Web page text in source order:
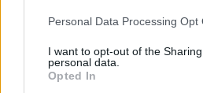
Please note that this website/app
not limited to your visit or usage
grant or deny consent to Google
use your data for below specified
Personal Data Processing Opt
I want to opt-out of the
personal data.
Opted In
MEGRÁZÓ VIDEÓ